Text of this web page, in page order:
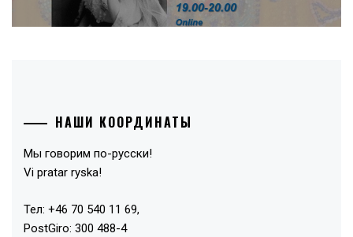
НАШИ КООРДИНАТЫ
Мы говорим по-русски!
Vi pratar ryska!
Тел: +46 70 540 11 69,
PostGiro: 300 488-4